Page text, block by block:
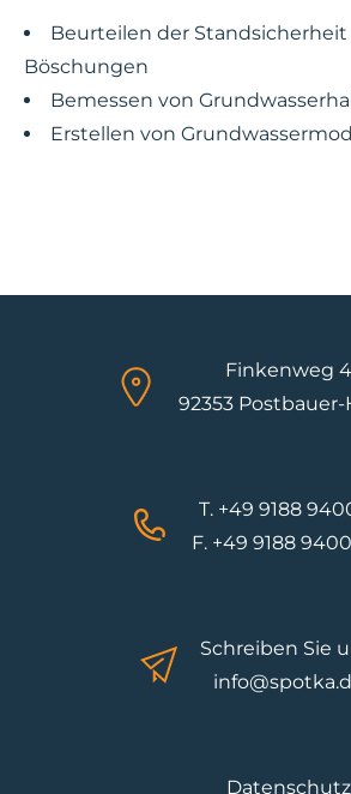
Beurteilen der Standsicherheit
Böschungen
Bemessen von
Erstellen von
Finkenweg 4
92353
T. +49 9188
F. +49 9188
Schreiben Sie
Datenschutz